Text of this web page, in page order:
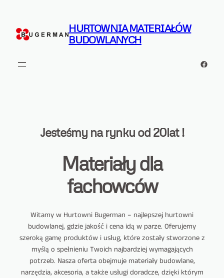
treści
HURTOWNIA MATERIAŁÓW
BUDOWLANYCH
Jesteśmy na rynku od 20lat !
Materiały dla
fachowców
Witamy w Hurtowni Bugerman – najlepszej hurtowni
budowlanej, gdzie jakość i cena idą w parze. Oferujemy
szeroką gamę produktów i usług, które zostały stworzone z
myślą o spełnieniu Twoich najbardziej wymagających
potrzeb. Nasza oferta obejmuje materiały budowlane,
narzędzia, akcesoria, a także usługi doradcze, dzięki którym